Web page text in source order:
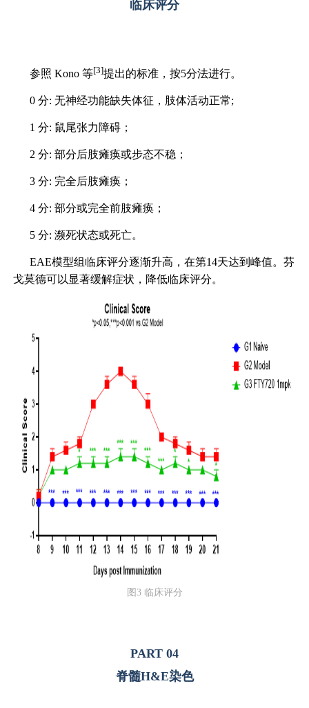
临床评分
参照 Kono 等[3]提出的标准，按5分法进行。
0 分: 无神经功能缺失体征，肢体活动正常;
1 分: 鼠尾张力障碍；
2 分: 部分后肢瘫痪或步态不稳；
3 分: 完全后肢瘫痪；
4 分: 部分或完全前肢瘫痪；
5 分: 濒死状态或死亡。
EAE模型组临床评分逐渐升高，在第14天达到峰值。芬
戈莫德可以显著缓解症状，降低临床评分。
图3 临床评分
PART 04
脊髓H&E染色